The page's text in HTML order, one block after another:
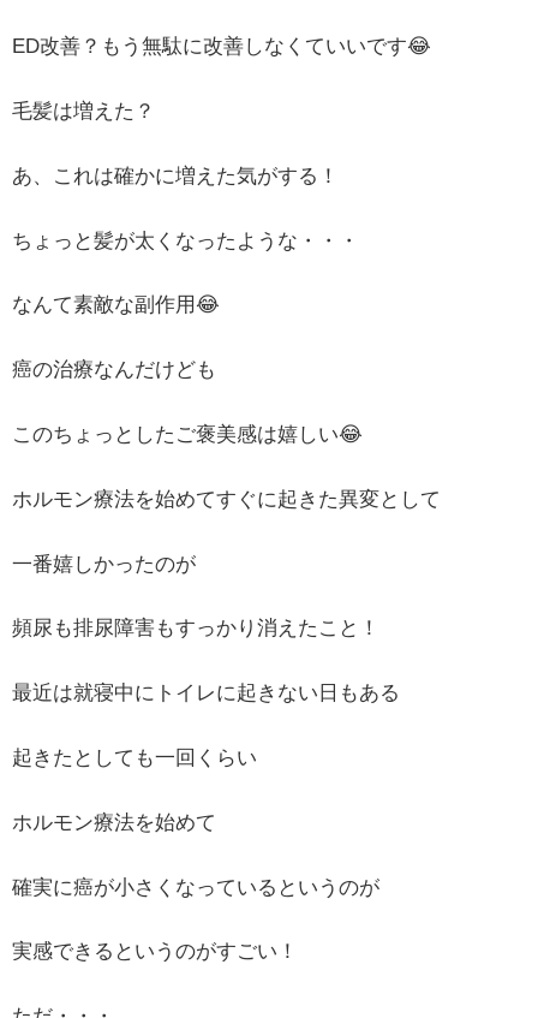
ED改善？もう無駄に改善しなくていいです😂
毛髪は増えた？
あ、これは確かに増えた気がする！
ちょっと髪が太くなったような・・・
なんて素敵な副作用😂
癌の治療なんだけども
このちょっとしたご褒美感は嬉しい😂
ホルモン療法を始めてすぐに起きた異変として
一番嬉しかったのが
頻尿も排尿障害もすっかり消えたこと！
最近は就寝中にトイレに起きない日もある
起きたとしても一回くらい
ホルモン療法を始めて
確実に癌が小さくなっているというのが
実感できるというのがすごい！